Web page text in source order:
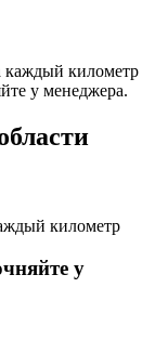
каждый километр
у менеджера.
километр
у